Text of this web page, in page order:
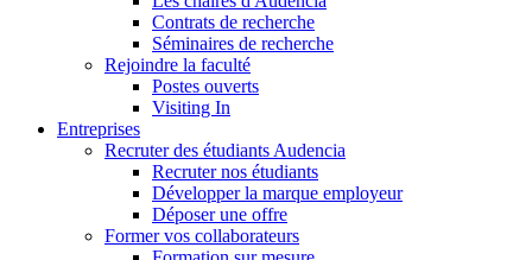
Contrats de recherche
Séminaires de recherche
Rejoindre la faculté
Postes ouverts
Visiting In
Entreprises
Recruter des étudiants Audencia
Recruter nos étudiants
Développer la marque employeur
Déposer une offre
Former vos collaborateurs